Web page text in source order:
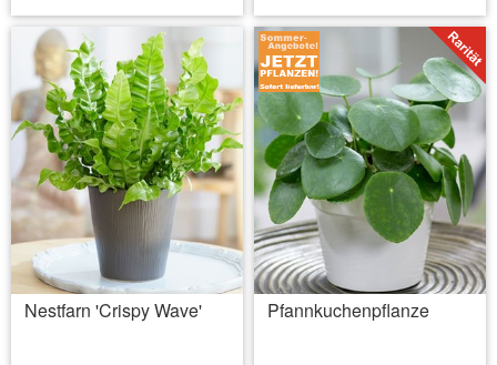
Nestfarn 'Crispy Wave' Pfannkuchenpflanze